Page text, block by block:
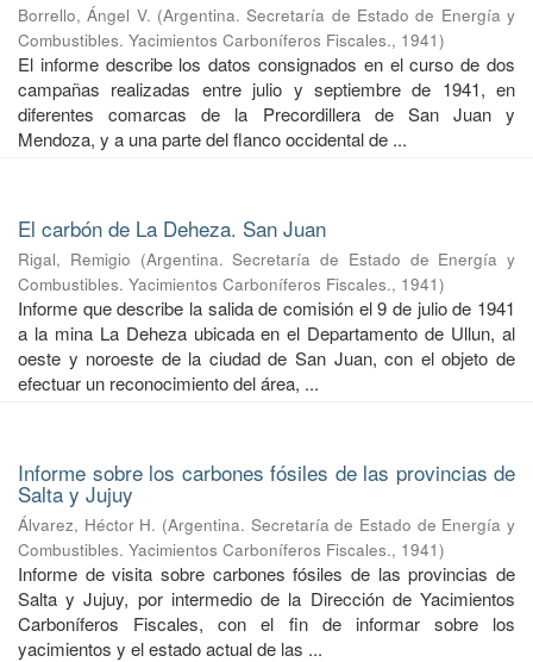
Borrello, Ángel V. (Argentina. Secretaría de Estado de Energía y
Combustibles. Yacimientos Carboníferos Fiscales., 1941)
El informe describe los datos consignados en el curso de dos
campañas realizadas entre julio y septiembre de 1941, en
diferentes comarcas de la Precordillera de San Juan y
Mendoza, y a una parte del flanco occidental de ...
El carbón de La Deheza. San Juan
Rigal, Remigio (Argentina. Secretaría de Estado de Energía y
Combustibles. Yacimientos Carboníferos Fiscales., 1941)
Informe que describe la salida de comisión el 9 de julio de 1941
a la mina La Deheza ubicada en el Departamento de Ullun, al
oeste y noroeste de la ciudad de San Juan, con el objeto de
efectuar un reconocimiento del área, ...
Informe sobre los carbones fósiles de las provincias de
Salta y Jujuy
Álvarez, Héctor H. (Argentina. Secretaría de Estado de Energía y
Combustibles. Yacimientos Carboníferos Fiscales., 1941)
Informe de visita sobre carbones fósiles de las provincias de
Salta y Jujuy, por intermedio de la Dirección de Yacimientos
Carboníferos Fiscales, con el fin de informar sobre los
yacimientos y el estado actual de las ...